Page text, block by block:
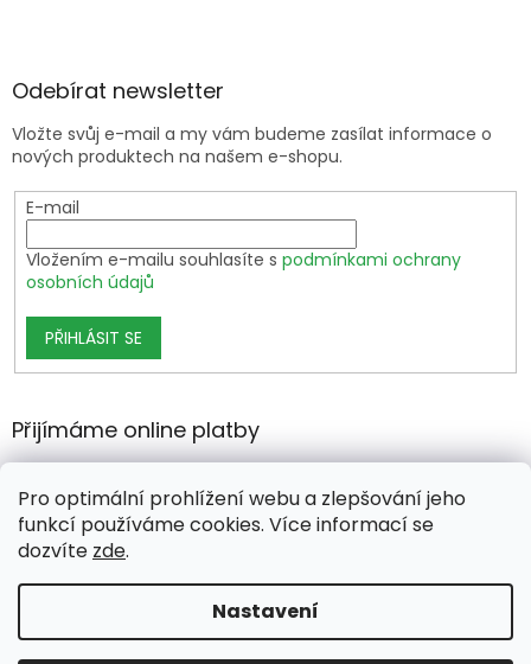
Pro optimální prohlížení webu a zlepšování jeho
funkcí používáme cookies. Více informací se
dozvíte zde.
Nastavení
Odebírat newsletter
Vložte svůj e-mail a my vám budeme zasílat informace o
nových produktech na našem e-shopu.
E-mail
Vložením e-mailu souhlasíte s podmínkami ochrany
osobních údajů
PŘIHLÁSIT SE
Přijímáme online platby